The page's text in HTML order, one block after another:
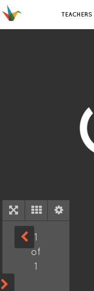
TEACHERS
1
of
1